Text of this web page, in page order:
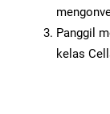
Panggil
kelas